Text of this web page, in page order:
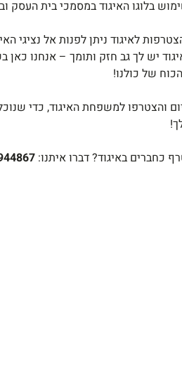
בלוגו האיגוד במסמכי בית העסק
לאיגוד ניתן לפנות אל נציגי
יש לך גב חזק ותומך – אנחנו כאן
של כולנו!
והצטרפו למשפחת האיגוד, כדי
כחברים באיגוד? דברו איתנו: